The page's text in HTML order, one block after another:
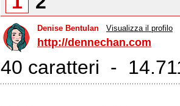
Denise Bentulan Visualizza il profilo
http://dennechan.com
40 caratteri -